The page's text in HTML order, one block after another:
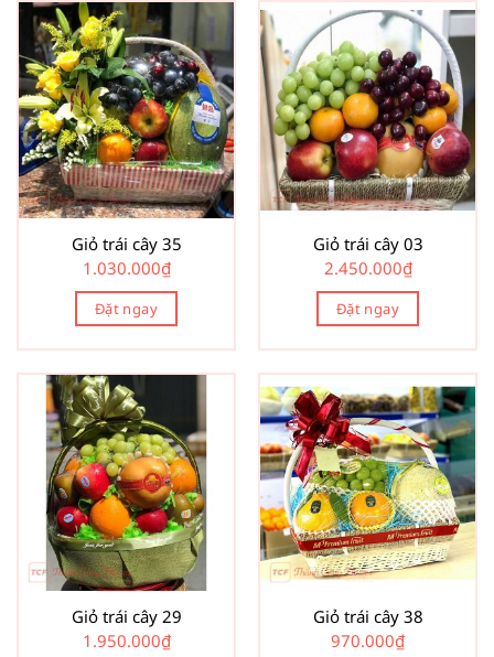
Giỏ trái cây 35
1.030.000₫
Đặt ngay
Giỏ trái cây 03
2.450.000₫
Đặt ngay
Giỏ trái cây 29
1.950.000₫
Giỏ trái cây 38
970.000₫